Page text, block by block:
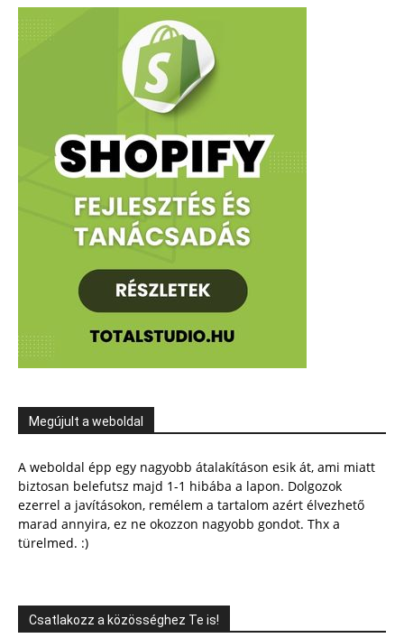
Megújult a weboldal
A weboldal épp egy nagyobb átalakításon esik át, ami miatt
biztosan belefutsz majd 1-1 hibába a lapon. Dolgozok
ezerrel a javításokon, remélem a tartalom azért élvezhető
marad annyira, ez ne okozzon nagyobb gondot. Thx a
türelmed. :)
Csatlakozz a közösséghez Te is!